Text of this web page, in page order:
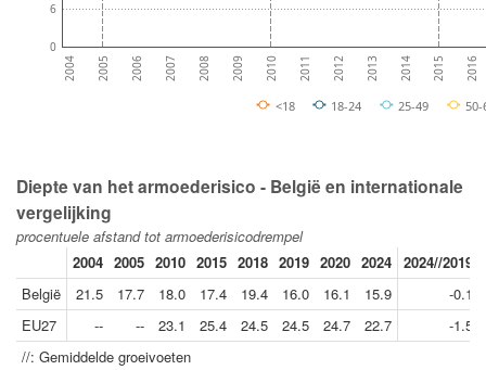
2004 2005 2006 2007 2008 2009 2010 2011 2012 2013 2014 2015 2016
0
6
<18 18-24 25-49
Diepte van het armoederisico - België en internationale
vergelijking
procentuele afstand tot armoederisicodrempel
2004 2005 2010 2015 2018 2019 2020 2024 2024//2019
België
21.5 17.7 18.0 17.4 19.4 16.0 16.1 15.9
-0.1
EU27
-- -- 23.1 25.4 24.5 24.5 24.7 22.7
-1.5
//: Gemiddelde groeivoeten